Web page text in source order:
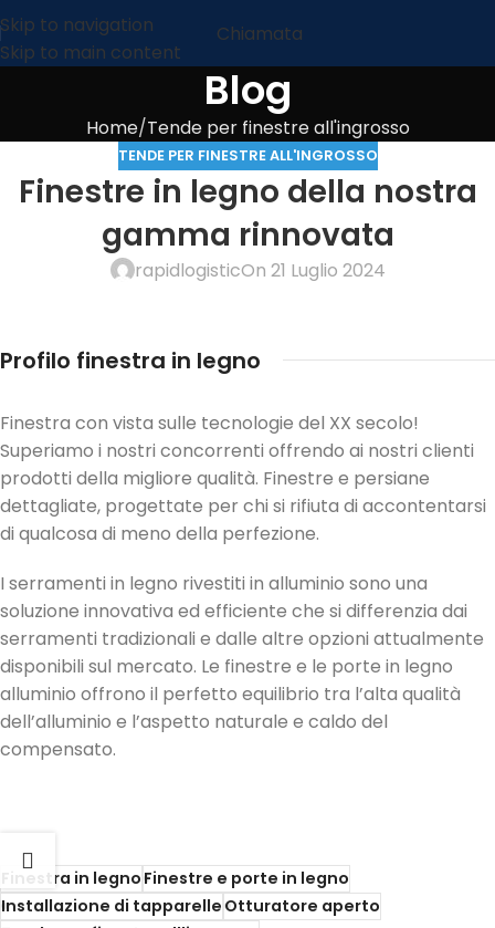
Skip to navigation
Skip to main content
Chiamata
Blog
Home Tende per finestre all'ingrosso
TENDE PER FINESTRE ALL'INGROSSO
Finestre in legno della nostra
gamma rinnovata
rapidlogisticOn 21 Luglio 2024
Profilo finestra in legno
Finestra con vista sulle tecnologie del XX secolo!
Superiamo i nostri concorrenti offrendo ai nostri clienti
prodotti della migliore qualità. Finestre e persiane
dettagliate, progettate per chi si rifiuta di accontentarsi
di qualcosa di meno della perfezione.
I serramenti in legno rivestiti in alluminio sono una
soluzione innovativa ed efficiente che si differenzia dai
serramenti tradizionali e dalle altre opzioni attualmente
disponibili sul mercato. Le finestre e le porte in legno
alluminio offrono il perfetto equilibrio tra l’alta qualità
dell’alluminio e l’aspetto naturale e caldo del
compensato.
Finestra in legnoFinestre e porte in legno
Installazione di tapparelleOtturatore aperto